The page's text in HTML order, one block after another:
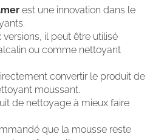
est une innovation dans le
versions, il peut être utilisé
ou comme nettoyant
convertir le produit de
moussant.
de nettoyage à mieux faire
que la mousse reste